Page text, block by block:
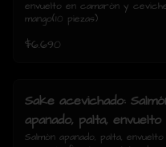
ceviche de mango(10
envuelto en camarón y
mango(10 piezas)
$6.690
Sake acevichado:
apanado, palta, envuelto
camarón furai y
Salmón apanado, palta,